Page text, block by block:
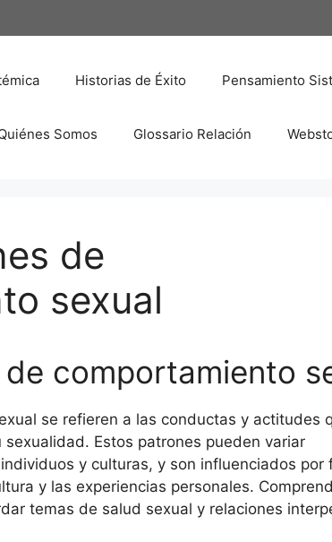
Historias de Éxito Pensamiento
Somos Glossario Relación
de
sexual
comportamiento
se refieren a las conductas y actitudes
Estos patrones pueden variar
y culturas, y son influenciados por
y las experiencias personales.
temas de salud sexual y relaciones